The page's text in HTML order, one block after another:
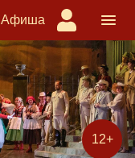
Афиша
12+